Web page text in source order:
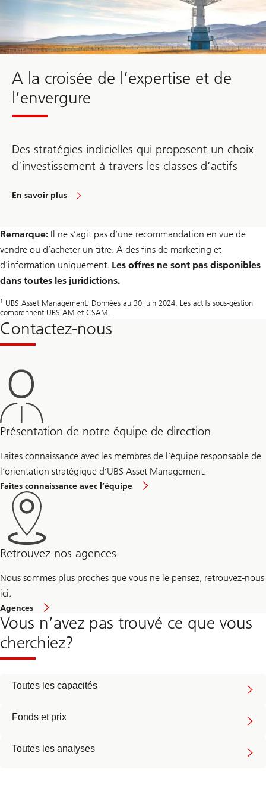
A la croisée de l’expertise et de
l’envergure
Des stratégies indicielles qui proposent un choix
d’investissement à travers les classes d’actifs
En savoir plus
Remarque: Il ne s’agit pas d’une recommandation en vue de
vendre ou d’acheter un titre. A des fins de marketing et
d’information uniquement. Les offres ne sont pas disponibles
dans toutes les juridictions.
1
UBS Asset Management. Données au 30 juin 2024. Les actifs sous-gestion
comprennent UBS-AM et CSAM.
Contactez-nous
Présentation de notre équipe de direction
Faites connaissance avec les membres de l’équipe responsable de
l’orientation stratégique d’UBS Asset Management.
Faites connaissance avec l’équipe
Retrouvez nos agences
Nous sommes plus proches que vous ne le pensez, retrouvez-nous
ici.
Agences
Vous n’avez pas trouvé ce que vous
cherchiez?
Toutes les capacités
Fonds et prix
Toutes les analyses